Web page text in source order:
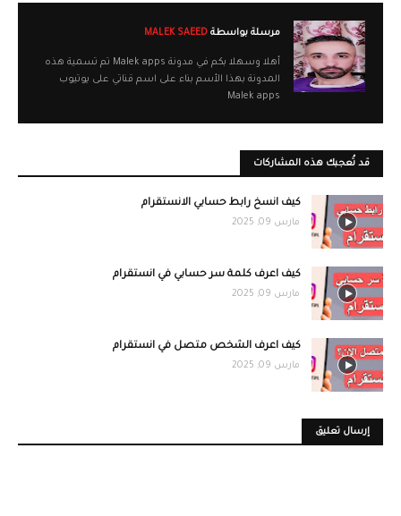
مرسلة بواسطة
أهلا وسهلا بكم في مدونة Malek apps تم تسمية هذه
المدونة بهذا الأسم بناء على اسم قناتي على يوتيوب
Malek apps
قد تُعجبك هذه المشاركات
كيف انسخ رابط حسابي الانستقرام
مارس 09, 2025
كيف اعرف كلمة سر حسابي في انستقرام
مارس 09, 2025
كيف اعرف الشخص متصل في انستقرام
مارس 09, 2025
إرسال تعليق